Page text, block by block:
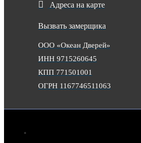
Адреса на карте
Вызвать замерщика
ООО «Океан Дверей»
ИНН 9715260645
КПП 771501001
ОГРН 1167746511063